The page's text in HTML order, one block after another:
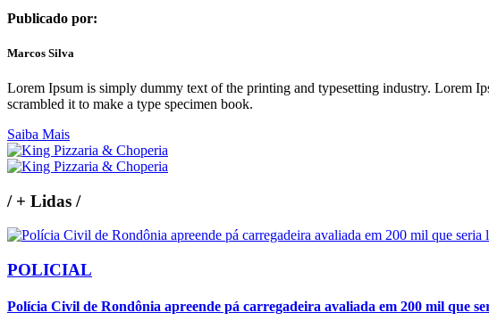
Publicado por:
Marcos Silva
Lorem Ipsum is simply dummy text of the printing and typesetting industry. Lorem
scrambled it to make a type specimen book.
Saiba Mais
/+ Lidas /
POLICIAL
Polícia Civil de Rondônia apreende pá carregadeira avaliada em 200 mil que